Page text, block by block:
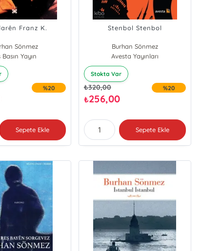
Franz K.
Sönmez
Basın Yayın
%20
Sepete Ekle
Stenbol Stenbol
Burhan Sönmez
Avesta Yayınları
Stokta Var
₺320,00
₺256,00
%20
Sepete Ekle